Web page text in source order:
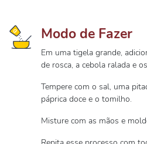
Modo de Fazer
Em uma tigela grande,
de rosca, a cebola ralada e
Tempere com o sal, uma
páprica doce e o tomilho.
Misture com as mãos e